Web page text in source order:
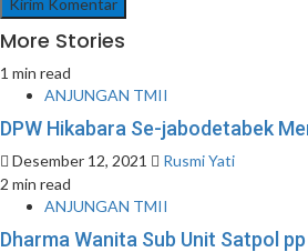
More Stories
1 min read
ANJUNGAN TMII
DPW Hikabara Se-jabodetabek
Desember 12, 2021
Rusmi Yati
2 min read
ANJUNGAN TMII
Dharma Wanita Sub Unit Satpol